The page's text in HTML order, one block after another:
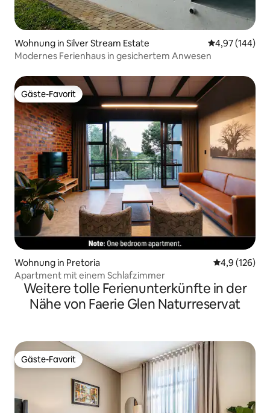
Wohnung in Silver Stream Estate
4,97 (144)
Modernes Ferienhaus in gesichertem Anwesen
Gäste-Favorit
Gäste-Favorit
Wohnung in Pretoria
4,9 (126)
Apartment mit einem Schlafzimmer
Weitere tolle Ferienunterkünfte in der
Nähe von Faerie Glen Naturreservat
Gäste-Favorit
Gäste-Favorit